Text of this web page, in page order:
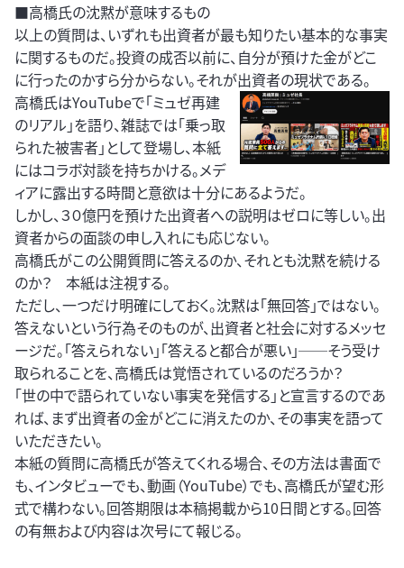
■高橋氏の沈黙が意味するもの
以上の質問は、いずれも出資者が最も知りたい基本的な事実
に関するものだ。投資の成否以前に、自分が預けた金がどこ
に行ったのかすら分からない。それが出資者の現状である。
高橋氏はYouTubeで「ミュゼ再建
のリアル」を語り、雑誌では「乗っ取
られた被害者」として登場し、本紙
にはコラボ対談を持ちかける。メデ
ィアに露出する時間と意欲は十分にあるようだ。
しかし、３０億円を預けた出資者への説明はゼロに等しい。出
資者からの面談の申し入れにも応じない。
高橋氏がこの公開質問に答えるのか、それとも沈黙を続ける
のか？ 本紙は注視する。
ただし、一つだけ明確にしておく。沈黙は「無回答」ではない。
答えないという行為そのものが、出資者と社会に対するメッセ
ージだ。「答えられない」「答えると都合が悪い」──そう受け
取られることを、高橋氏は覚悟されているのだろうか？
「世の中で語られていない事実を発信する」と宣言するのであ
れば、まず出資者の金がどこに消えたのか、その事実を語って
いただきたい。
本紙の質問に高橋氏が答えてくれる場合、その方法は書面で
も、インタビューでも、動画（YouTube）でも、高橋氏が望む形
式で構わない。回答期限は本稿掲載から10日間とする。回答
の有無および内容は次号にて報じる。